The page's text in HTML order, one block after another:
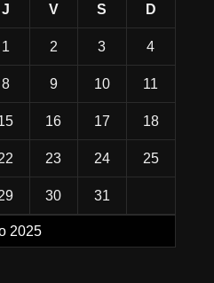
2025
J V S D
1 2 3 4
8 9 10 11
16 17 18
23 24 25
30 31